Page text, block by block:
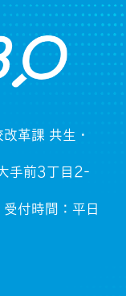
革課 共生・
手前3丁目2-
付時間：平日